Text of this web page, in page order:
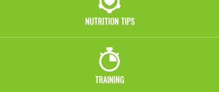
NUTRITION TIPS
TRAINING